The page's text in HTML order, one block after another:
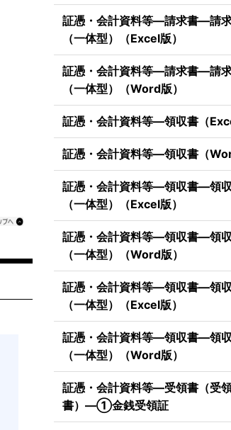
証憑・会計資料等―請求書―請
（一体型）（Excel版）
証憑・会計資料等―請求書―請
（一体型）（Word版）
証憑・会計資料等―領収書（
証憑・会計資料等―領収書（
証憑・会計資料等―領収書―領
（一体型）（Excel版）
証憑・会計資料等―領収書―領
（一体型）（Word版）
証憑・会計資料等―領収書―領
（一体型）（Excel版）
証憑・会計資料等―領収書―領
（一体型）（Word版）
証憑・会計資料等―受領書（受
書）―①金銭受領証